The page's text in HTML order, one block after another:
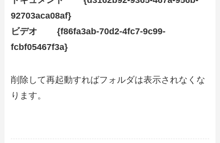
92703aca08af}
ビデオ {f86fa3ab-70d2-4fc7-9c99-
fcbf05467f3a}
削除して再起動すればフォルダは表示されなくな
ります。